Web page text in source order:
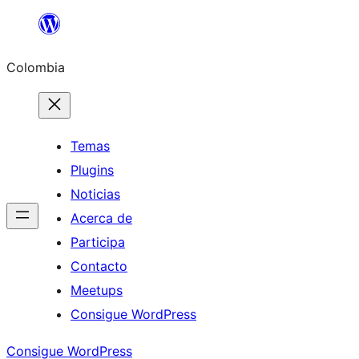
Saltar
contenido
Colombia
Temas
Plugins
Noticias
Acerca de
Participa
Contacto
Meetups
Consigue WordPress
Consigue WordPress